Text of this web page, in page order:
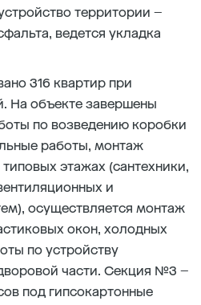
территории –
ведется укладка
316 квартир при
На объекте завершены
по возведению коробки
работы, монтаж
этажах (сантехники,
и
осуществляется монтаж
окон, холодных
по устройству
части. Секция №3 –
под гипсокартонные